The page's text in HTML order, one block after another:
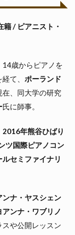
/ ピアニスト・
歳からピアノを
て、 ポーランド
在、同大学の研究
氏に師事。
2016年熊谷ひばり
ツ国際ピアノコン
セミファイナリ
ナ・ヤスシェン
ンナ・ワブリノ
や公開レッスン